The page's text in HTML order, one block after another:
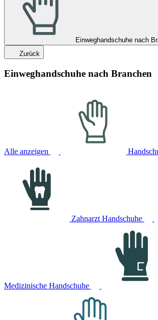
Einweghandschuhe nach
Zurück
Einweghandschuhe nach Branchen
Alle anzeigen
Zahnarzt Handschuhe
Medizinische Handschuhe